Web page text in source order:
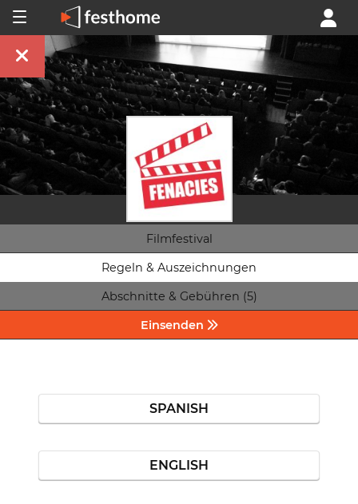
Filmfestival
Regeln & Auszeichnungen
Abschnitte & Gebühren (5)
Einsenden
SPANISH
ENGLISH